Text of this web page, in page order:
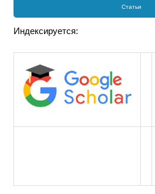
Статьи
Индексируется: